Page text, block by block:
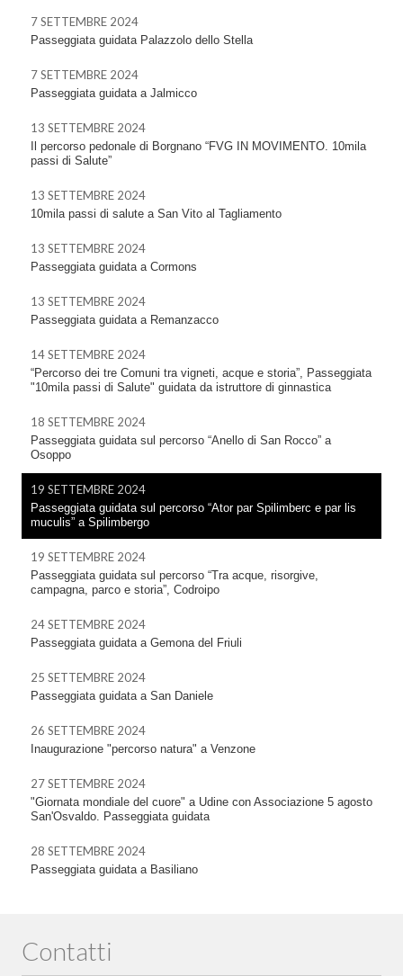
7 SETTEMBRE 2024
Passeggiata guidata Palazzolo dello Stella
7 SETTEMBRE 2024
Passeggiata guidata a Jalmicco
13 SETTEMBRE 2024
Il percorso pedonale di Borgnano “FVG IN MOVIMENTO. 10mila
passi di Salute”
13 SETTEMBRE 2024
10mila passi di salute a San Vito al Tagliamento
13 SETTEMBRE 2024
Passeggiata guidata a Cormons
13 SETTEMBRE 2024
Passeggiata guidata a Remanzacco
14 SETTEMBRE 2024
“Percorso dei tre Comuni tra vigneti, acque e storia”, Passeggiata
"10mila passi di Salute" guidata da istruttore di ginnastica
18 SETTEMBRE 2024
Passeggiata guidata sul percorso “Anello di San Rocco” a
Osoppo
19 SETTEMBRE 2024
Passeggiata guidata sul percorso “Ator par Spilimberc e par lis
muculis” a Spilimbergo
19 SETTEMBRE 2024
Passeggiata guidata sul percorso “Tra acque, risorgive,
campagna, parco e storia”, Codroipo
24 SETTEMBRE 2024
Passeggiata guidata a Gemona del Friuli
25 SETTEMBRE 2024
Passeggiata guidata a San Daniele
26 SETTEMBRE 2024
Inaugurazione "percorso natura" a Venzone
27 SETTEMBRE 2024
"Giornata mondiale del cuore" a Udine con Associazione 5 agosto
San'Osvaldo. Passeggiata guidata
28 SETTEMBRE 2024
Passeggiata guidata a Basiliano
Contatti